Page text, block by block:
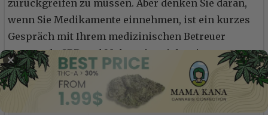
zurückgreifen zu müssen. Aber denken Sie daran,
wenn Sie Medikamente einnehmen, ist ein kurzes
Gespräch mit Ihrem medizinischen Betreuer
ratsam, da CBD und Melatonin mit bestimmten
Medikamenten interagieren können.
CBD Potenz 10mg
✕